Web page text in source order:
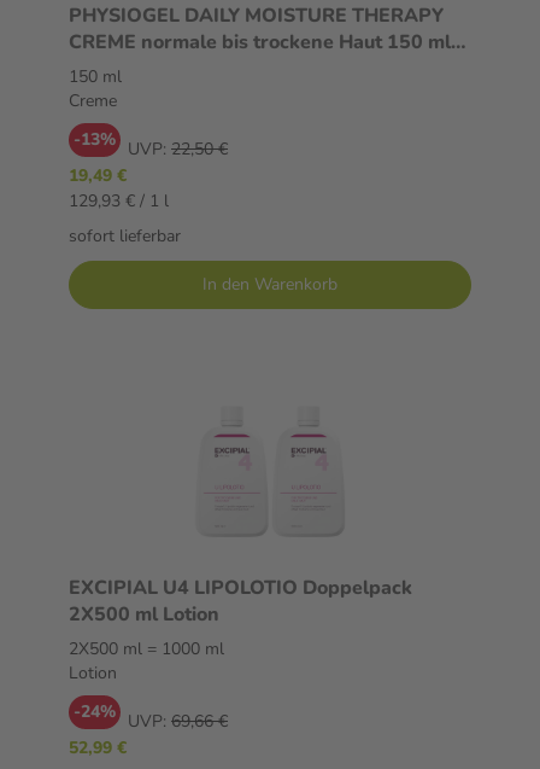
PHYSIOGEL DAILY MOISTURE THERAPY
CREME normale bis trockene Haut 150 ml
Creme
150 ml
Creme
-13% UVP: 22,50 €
19,49 €
129,93 € / 1 l
sofort lieferbar
In den Warenkorb
EXCIPIAL U4 LIPOLOTIO Doppelpack
2X500 ml Lotion
2X500 ml = 1000 ml
Lotion
-24% UVP: 69,66 €
52,99 €